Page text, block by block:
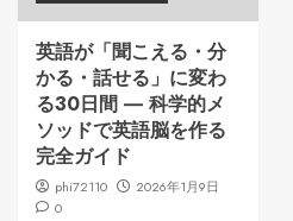
英語が「聞こえる・分
かる・話せる」に変わ
る30日間 ― 科学的メ
ソッドで英語脳を作る
完全ガイド
phi72110
2026年1月9日
0